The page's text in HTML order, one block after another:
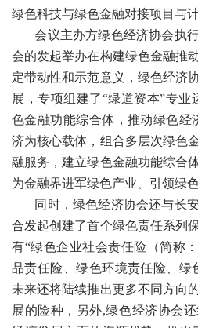
绿色科技与绿色金融对接项目与计
会议主办方绿色经济协会执行
会的发起举办在构建绿色金融推
定带动性和示范意义，绿色经济
展，专项组建了“绿道资本”专业
色金融功能综合体，推动绿色经
济为核心载体，组合多层次绿色
融服务，建立绿色金融功能综合
为金融界进军绿色产业、引领绿
同时，绿色经济协会还与长安
合发起创建了首个绿色责任系列
有“绿色企业社会责任险（简称
品责任险、绿色环境责任险、绿
未来还将陆续推出更多不同方向
展的险种，另外,绿色经济协会